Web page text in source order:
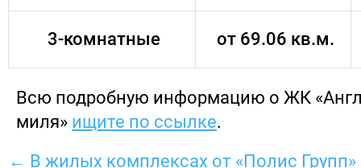
3-комнатные от 69.06 кв.м.
Всю подробную информацию о ЖК
миля» ищите по ссылке.
← В жилых комплексах от «Полис